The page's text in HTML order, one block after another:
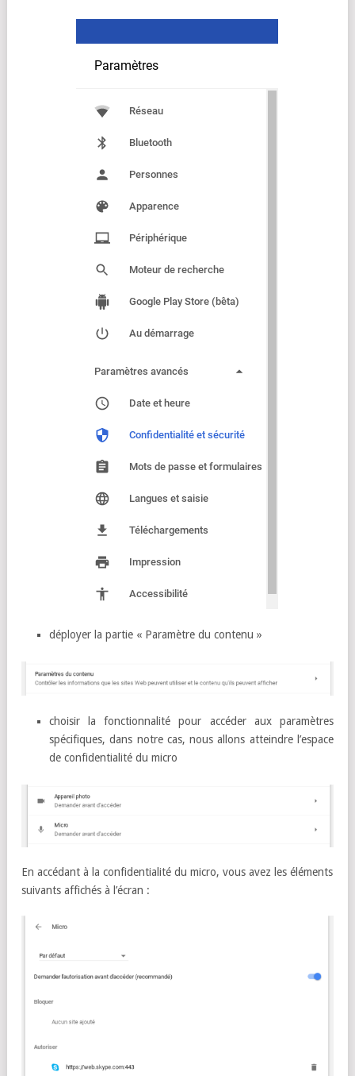
déployer la partie « Paramètre du contenu »
choisir la fonctionnalité pour accéder aux paramètres
spécifiques, dans notre cas, nous allons atteindre l’espace
de confidentialité du micro
En accédant à la confidentialité du micro, vous avez les éléments
suivants affichés à l’écran :